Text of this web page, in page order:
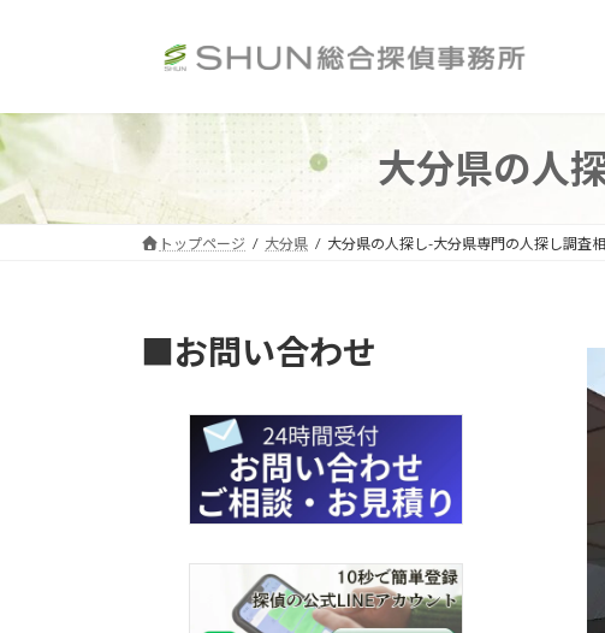
へ
ス
ョ
ン
大分県の人
トップページ 大分県 大分県の人探し-大分県専門の人探し調査
■お問い合わせ